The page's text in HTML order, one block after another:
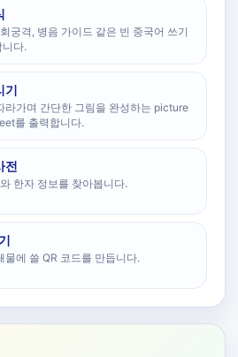
궁격, 병음 가이드 같은 빈 중국어 쓰기
니다.
기
라가며 간단한 그림을 완성하는 picture
를 출력합니다.
전
한자 정보를 찾아봅니다.
물에 쓸 QR 코드를 만듭니다.